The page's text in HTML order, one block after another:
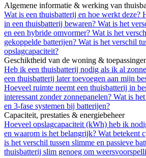
Algemene informatie & werking van
Wat is een thuisbatterij en hoe werkt deze?
in een thuisbatterij bewaren? Wat is het
en een hybride omvormer? Wat is het
gekoppelde batterijen? Wat is het verschil
opslagcapaciteit?
Geschiktheid van de woning &
Heb ik een thuisbatterij nodig als ik al
een thuisbatterij later toevoegen aan mijn
Hoeveel ruimte neemt een thuisbatterij in
interessant zonder zonnepanelen? Wat is
en 3-fase systemen bij batterijen?
Capaciteit, prestaties & energiebeheer
Hoeveel opslagcapaciteit (kWh) heb ik
en waarom is het belangrijk? Wat betekent
is het verschil tussen slimme en passieve
thuisbatterij slim genoeg om